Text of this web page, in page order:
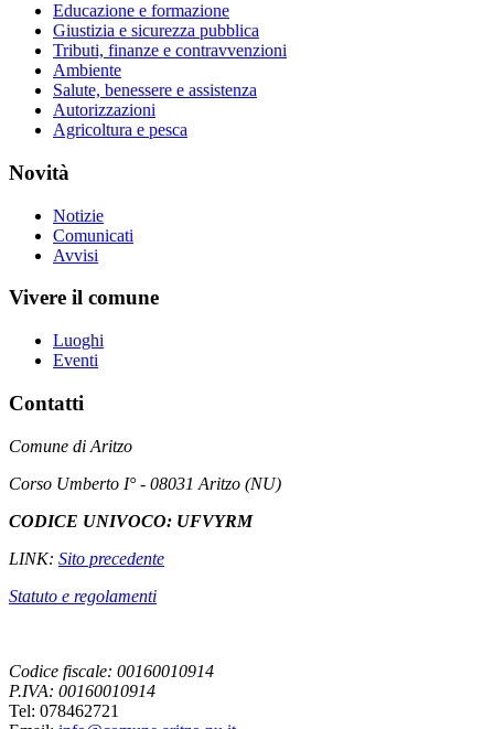
Educazione e formazione
Giustizia e sicurezza pubblica
Tributi, finanze e contravvenzioni
Ambiente
Salute, benessere e assistenza
Autorizzazioni
Agricoltura e pesca
Novità
Notizie
Comunicati
Avvisi
Vivere il comune
Luoghi
Eventi
Contatti
Comune di Aritzo
Corso Umberto I° - 08031 Aritzo (NU)
CODICE UNIVOCO: UFVYRM
LINK: Sito precedente
Statuto e regolamenti
Codice fiscale: 00160010914
P.IVA: 00160010914
Tel: 078462721